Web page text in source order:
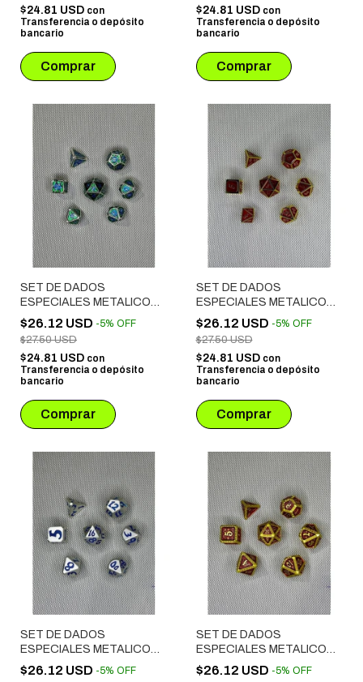
$24.81 USD con
Transferencia o depósito
bancario
$24.81 USD con
Transferencia o depósito
bancario
SET DE DADOS
ESPECIALES METALICOS
ROL # 27
$26.12 USD -5% OFF
$27.50 USD
$24.81 USD con
Transferencia o depósito
bancario
SET DE DADOS
ESPECIALES METALICOS
ROL # 26
$26.12 USD -5% OFF
$27.50 USD
$24.81 USD con
Transferencia o depósito
bancario
SET DE DADOS
ESPECIALES METALICOS
ROL # 22
$26.12 USD -5% OFF
SET DE DADOS
ESPECIALES METALICOS
ROL # 20
$26.12 USD -5% OFF